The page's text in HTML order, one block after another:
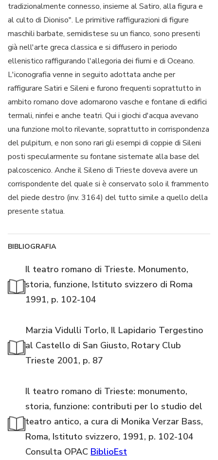
tradizionalmente connesso, insieme al Satiro, alla figura e
al culto di Dioniso". Le primitive raffigurazioni di figure
maschili barbate, semidistese su un fianco, sono presenti
già nell'arte greca classica e si diffusero in periodo
ellenistico raffigurando l'allegoria dei fiumi e di Oceano.
L'iconografia venne in seguito adottata anche per
raffigurare Satiri e Sileni e furono frequenti soprattutto in
ambito romano dove adornarono vasche e fontane di edifici
termali, ninfei e anche teatri. Qui i giochi d'acqua avevano
una funzione molto rilevante, soprattutto in corrispondenza
del pulpitum, e non sono rari gli esempi di coppie di Sileni
posti specularmente su fontane sistemate alla base del
palcoscenico. Anche il Sileno di Trieste doveva avere un
corrispondente del quale si è conservato solo il frammento
del piede destro (inv. 3164) del tutto simile a quello della
presente statua.
BIBLIOGRAFIA
Il teatro romano di Trieste. Monumento,
storia, funzione, Istituto svizzero di Roma
1991, p. 102-104
Marzia Vidulli Torlo, Il Lapidario Tergestino
al Castello di San Giusto, Rotary Club
Trieste 2001, p. 87
Il teatro romano di Trieste: monumento,
storia, funzione: contributi per lo studio del
teatro antico, a cura di Monika Verzar Bass,
Roma, Istituto svizzero, 1991, p. 102-104
Consulta OPAC BiblioEst